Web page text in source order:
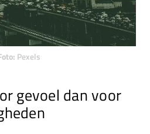
Pexels
gevoel dan voor